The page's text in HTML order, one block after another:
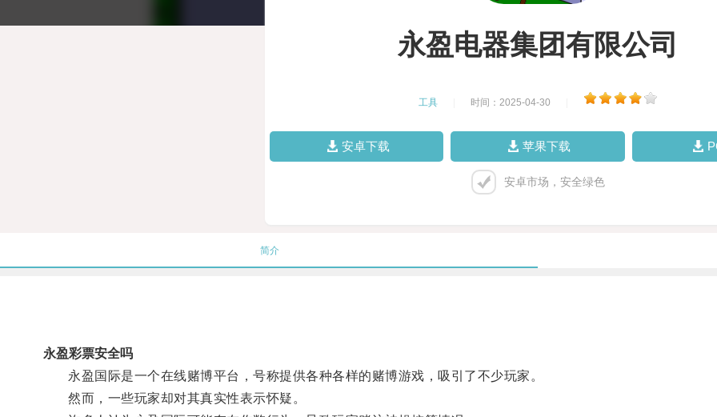
永盈电器集团有限公司
工具 时间：2025-04-30
安卓下载 苹果下载
安卓市场，安全绿色
简介
永盈彩票安全吗
永盈国际是一个在线赌博平台，号称提供各种各样的赌博游戏，吸引了不少玩家。
然而，一些玩家却对其真实性表示怀疑。